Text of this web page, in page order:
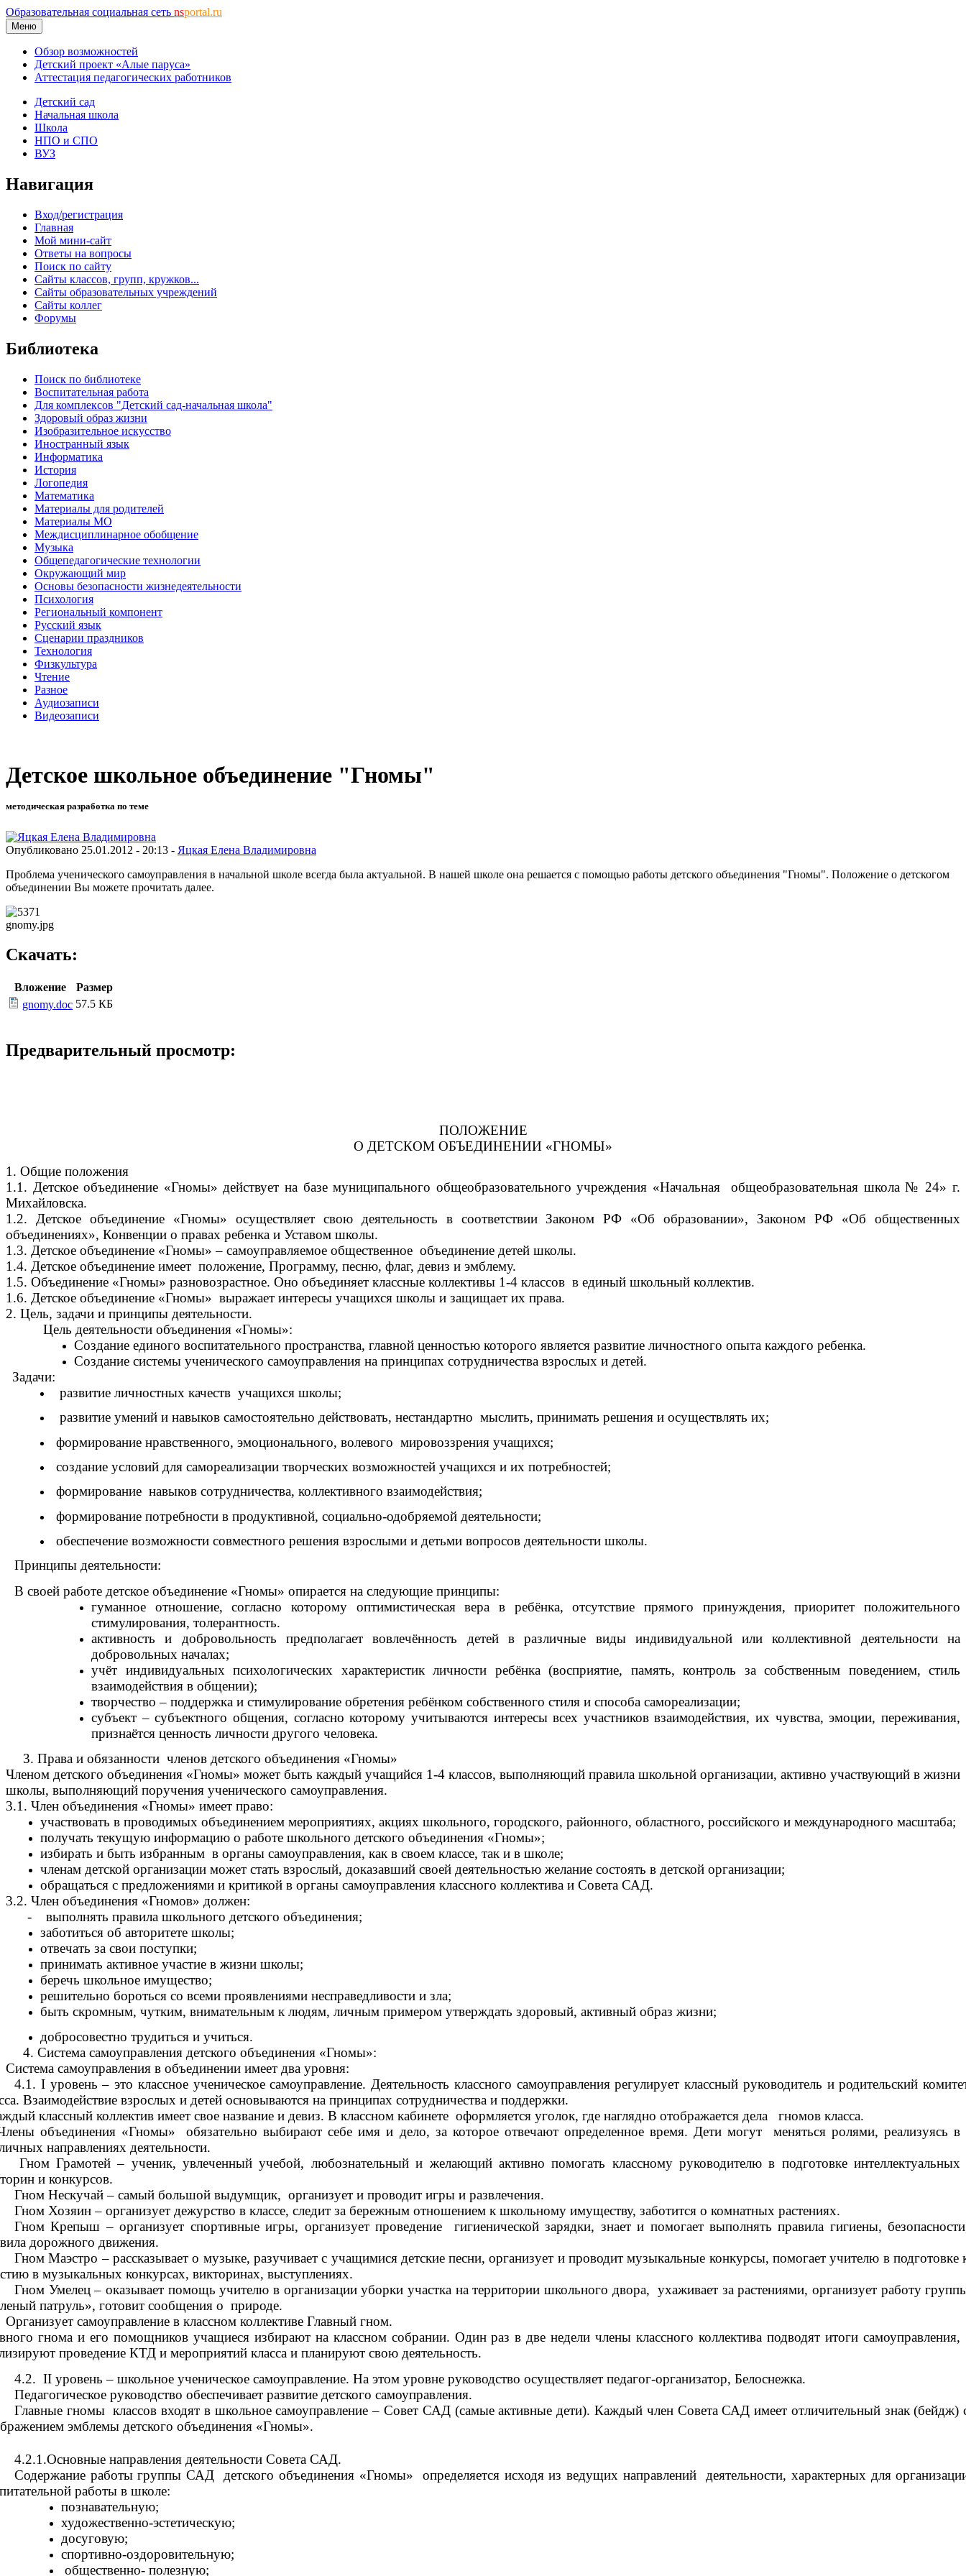
Образовательная социальная сеть nsportal.ru
Меню
Обзор возможностей
Детский проект «Алые паруса»
Аттестация педагогических работников
Детский сад
Начальная школа
Школа
НПО и СПО
ВУЗ
Навигация
Вход/регистрация
Главная
Мой мини-сайт
Ответы на вопросы
Поиск по сайту
Сайты классов, групп, кружков...
Сайты образовательных учреждений
Сайты коллег
Форумы
Библиотека
Поиск по библиотеке
Воспитательная работа
Для комплексов "Детский сад-начальная школа"
Здоровый образ жизни
Изобразительное искусство
Иностранный язык
Информатика
История
Логопедия
Математика
Материалы для родителей
Материалы МО
Междисциплинарное обобщение
Музыка
Общепедагогические технологии
Окружающий мир
Основы безопасности жизнедеятельности
Психология
Региональный компонент
Русский язык
Сценарии праздников
Технология
Физкультура
Чтение
Разное
Аудиозаписи
Видеозаписи
Детское школьное объединение "Гномы"
методическая разработка по теме
Опубликовано 25.01.2012 - 20:13 - Яцкая Елена Владимировна
Проблема ученического самоуправления в начальной школе всегда была актуальной. В нашей школе она решается с помощью работы детского объединения "Гномы". Положение о детскогом
объединении Вы можете прочитать далее.
gnomy.jpg
Скачать:
Вложение
Размер
gnomy.doc 57.5 КБ
Предварительный просмотр:
ПОЛОЖЕНИЕ
О ДЕТСКОМ ОБЪЕДИНЕНИИ «ГНОМЫ»
1. Общие положения
1.1. Детское объединение «Гномы» действует на базе муниципального общеобразовательного учреждения «Начальная общеобразовательная школа № 24» г.
Михайловска.
1.2. Детское объединение «Гномы» осуществляет свою деятельность в соответствии Законом РФ «Об образовании», Законом РФ «Об общественных
объединениях», Конвенции о правах ребенка и Уставом школы.
1.3. Детское объединение «Гномы» – самоуправляемое общественное объединение детей школы.
1.4. Детское объединение имеет положение, Программу, песню, флаг, девиз и эмблему.
1.5. Объединение «Гномы» разновозрастное. Оно объединяет классные коллективы 1-4 классов в единый школьный коллектив.
1.6. Детское объединение «Гномы» выражает интересы учащихся школы и защищает их права.
2. Цель, задачи и принципы деятельности.
Цель деятельности объединения «Гномы»:
Создание единого воспитательного пространства, главной ценностью которого является развитие личностного опыта каждого ребенка.
Создание системы ученического самоуправления на принципах сотрудничества взрослых и детей.
Задачи:
развитие личностных качеств учащихся школы;
развитие умений и навыков самостоятельно действовать, нестандартно мыслить, принимать решения и осуществлять их;
формирование нравственного, эмоционального, волевого мировоззрения учащихся;
создание условий для самореализации творческих возможностей учащихся и их потребностей;
формирование навыков сотрудничества, коллективного взаимодействия;
формирование потребности в продуктивной, социально-одобряемой деятельности;
обеспечение возможности совместного решения взрослыми и детьми вопросов деятельности школы.
Принципы деятельности:
В своей работе детское объединение «Гномы» опирается на следующие принципы:
гуманное отношение, согласно которому оптимистическая вера в ребёнка, отсутствие прямого принуждения, приоритет положительного
стимулирования, толерантность.
активность и добровольность предполагает вовлечённость детей в различные виды индивидуальной или коллективной деятельности на
добровольных началах;
учёт индивидуальных психологических характеристик личности ребёнка (восприятие, память, контроль за собственным поведением, стиль
взаимодействия в общении);
творчество – поддержка и стимулирование обретения ребёнком собственного стиля и способа самореализации;
субъект – субъектного общения, согласно которому учитываются интересы всех участников взаимодействия, их чувства, эмоции, переживания,
признаётся ценность личности другого человека.
3. Права и обязанности членов детского объединения «Гномы»
Членом детского объединения «Гномы» может быть каждый учащийся 1-4 классов, выполняющий правила школьной организации, активно участвующий в жизни
школы, выполняющий поручения ученического самоуправления.
3.1. Член объединения «Гномы» имеет право:
участвовать в проводимых объединением мероприятиях, акциях школьного, городского, районного, областного, российского и международного масштаба;
получать текущую информацию о работе школьного детского объединения «Гномы»;
избирать и быть избранным в органы самоуправления, как в своем классе, так и в школе;
членам детской организации может стать взрослый, доказавший своей деятельностью желание состоять в детской организации;
обращаться с предложениями и критикой в органы самоуправления классного коллектива и Совета САД.
3.2. Член объединения «Гномов» должен:
- выполнять правила школьного детского объединения;
заботиться об авторитете школы;
отвечать за свои поступки;
принимать активное участие в жизни школы;
беречь школьное имущество;
решительно бороться со всеми проявлениями несправедливости и зла;
быть скромным, чутким, внимательным к людям, личным примером утверждать здоровый, активный образ жизни;
добросовестно трудиться и учиться.
4. Система самоуправления детского объединения «Гномы»:
Система самоуправления в объединении имеет два уровня:
4.1. I уровень – это классное ученическое самоуправление. Деятельность классного самоуправления регулирует классный руководитель и родительский
Взаимодействие взрослых и детей основываются на принципах сотрудничества и поддержки.
классный коллектив имеет свое название и девиз. В классном кабинете оформляется уголок, где наглядно отображается дела гномов класса.
объединения «Гномы»
обязательно выбирают себе имя и дело, за которое отвечают определенное время. Дети могут меняться ролями, реализуясь в
направлениях деятельности.
Гном Грамотей – ученик, увлеченный учебой, любознательный и желающий активно помогать классному руководителю в подготовке интеллектуальных
и конкурсов.
Гном Нескучай – самый большой выдумщик, организует и проводит игры и развлечения.
Гном Хозяин – организует дежурство в классе, следит за бережным отношением к школьному имуществу, заботится о комнатных растениях.
Гном Крепыш – организует спортивные игры, организует проведение гигиенической зарядки, знает и помогает выполнять правила гигиены,
дорожного движения.
Гном Маэстро – рассказывает о музыке, разучивает с учащимися детские песни, организует и проводит музыкальные конкурсы, помогает учителю в подготовке
в музыкальных конкурсах, викторинах, выступлениях.
Гном Умелец – оказывает помощь учителю в организации уборки участка на территории школьного двора, ухаживает за растениями, организует работу
патруль», готовит сообщения о природе.
Организует самоуправление в классном коллективе Главный гном.
гнома и его помощников учащиеся избирают на классном собрании. Один раз в две недели члены классного коллектива подводят итоги самоуправления,
проведение КТД и мероприятий класса и планируют свою деятельность.
4.2. II уровень – школьное ученическое самоуправление. На этом уровне руководство осуществляет педагог-организатор, Белоснежка.
Педагогическое руководство обеспечивает развитие детского самоуправления.
Главные гномы классов входят в школьное самоуправление – Совет САД (самые активные дети). Каждый член Совета САД имеет отличительный знак (бейдж)
эмблемы детского объединения «Гномы».
4.2.1.Основные направления деятельности Совета САД.
Содержание работы группы САД детского объединения «Гномы» определяется исходя из ведущих направлений деятельности, характерных для
работы в школе:
познавательную;
художественно-эстетическую;
досуговую;
спортивно-оздоровительную;
общественно- полезную;